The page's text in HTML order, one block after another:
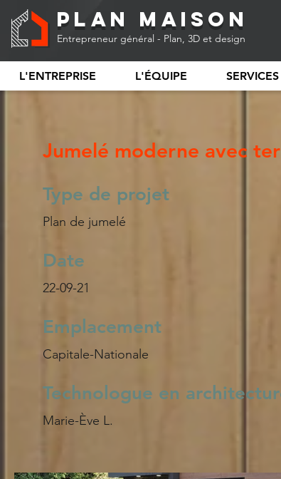
Plan Maison
Entrepreneur général - Plan, 3D et design
L'ENTREPRISE L'ÉQUIPE SERVICES
Jumelé moderne avec
Type de projet
Plan de jumelé
Date
22-09-21
Emplacement
Capitale-Nationale
Technologue en
Marie-Ève L.